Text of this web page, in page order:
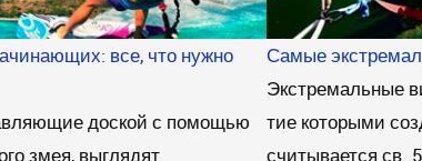
все, что нужно
доской с помощью
змея, выглядят
Самые
Экстремальные
тие ко­то­ры­ми
счи­ты­ва­ет­ся св.